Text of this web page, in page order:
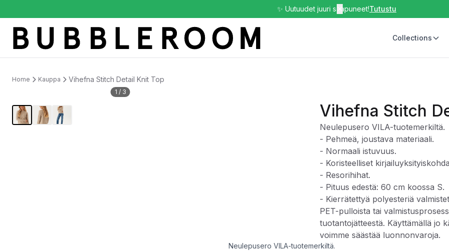
✨ Uutuudet juuri saapuneet!Tutustu
Collections
Home Kauppa Vihefna Stitch Detail Knit Top
1 / 3
Vihefna Stitch
Neulepusero VILA-tuotemerkiltä.
- Pehmeä, joustava materiaali.
- Normaali istuvuus.
- Koristeelliset
- Resorihihat.
- Pituus edestä: 60 cm koossa S.
- Kierrätettyä polyesteriä
PET-pulloista tai
tuotantojätteestä. Käyttämällä jo
voimme säästää luonnonvaroja.
Neulepusero VILA-tuotemerkiltä.